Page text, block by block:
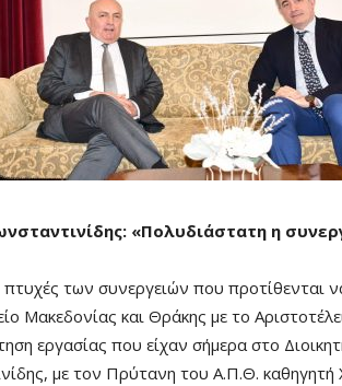
«Πολυδιάστατη η
πτυχές των συνεργειών που προτίθενται
Μακεδονίας και Θράκης με το
εργασίας που είχαν σήμερα στο
με τον Πρύτανη του Α.Π.Θ.